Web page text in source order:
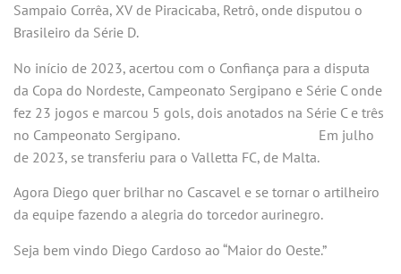
Sampaio Corrêa, XV de Piracicaba, Retrô, onde disputou o
Brasileiro da Série D.
No início de 2023, acertou com o Confiança para a disputa
da Copa do Nordeste, Campeonato Sergipano e Série C onde
fez 23 jogos e marcou 5 gols, dois anotados na Série C e três
no Campeonato Sergipano. Em julho
de 2023, se transferiu para o Valletta FC, de Malta.
Agora Diego quer brilhar no Cascavel e se tornar o artilheiro
da equipe fazendo a alegria do torcedor aurinegro.
Seja bem vindo Diego Cardoso ao “Maior do Oeste.”